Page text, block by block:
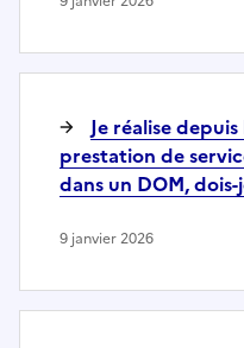
Je réalise
prestation de
dans un DOM,
9 janvier 2026